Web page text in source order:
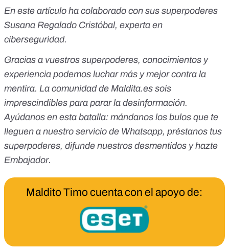
En este artículo ha colaborado con sus superpoderes
Susana Regalado Cristóbal, experta en
ciberseguridad.
Gracias a vuestros superpoderes, conocimientos y
experiencia podemos luchar más y mejor contra la
mentira. La comunidad de Maldita.es sois
imprescindibles para parar la desinformación.
Ayúdanos en esta batalla: mándanos los bulos que te
lleguen a nuestro servicio de Whatsapp, préstanos tus
superpoderes, difunde nuestros desmentidos yhazte
Embajador.
Maldito Timo cuenta con el apoyo de: